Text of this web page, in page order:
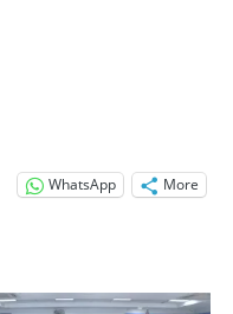
WhatsApp
More